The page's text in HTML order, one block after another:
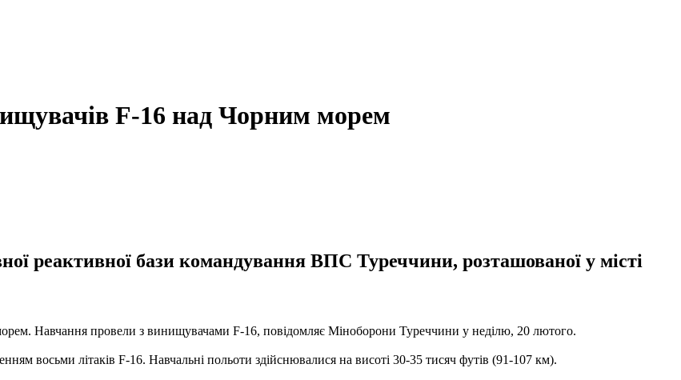
F-16 над Чорним морем
реактивної бази командування ВПС Туреччини, розташованої у місті
Навчання провели з винищувачами F-16, повідомляє Міноборони Туреччини у неділю, 20 лютого.
восьми літаків F-16. Навчальні польоти здійснювалися на висоті 30-35 тисяч футів (91-107 км).